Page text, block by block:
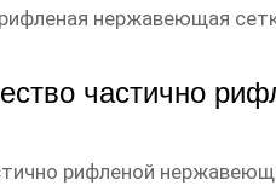
нержавеющая
частично
рифленой